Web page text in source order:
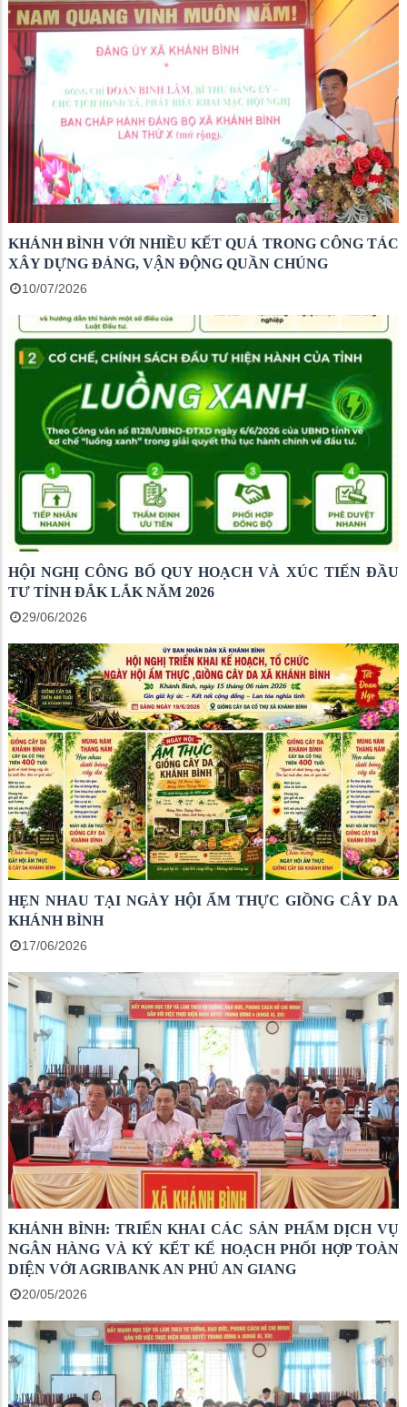
KHÁNH BÌNH VỚI NHIỀU KẾT QUẢ TRONG CÔNG TÁC
XÂY DỰNG ĐẢNG, VẬN ĐỘNG QUẦN CHÚNG
10/07/2026
HỘI NGHỊ CÔNG BỐ QUY HOẠCH VÀ XÚC TIẾN ĐẦU
TƯ TỈNH ĐẮK LẮK NĂM 2026
29/06/2026
HẸN NHAU TẠI NGÀY HỘI ẨM THỰC GIỒNG CÂY DA
KHÁNH BÌNH
17/06/2026
KHÁNH BÌNH: TRIỂN KHAI CÁC SẢN PHẨM DỊCH VỤ
NGÂN HÀNG VÀ KÝ KẾT KẾ HOẠCH PHỐI HỢP TOÀN
DIỆN VỚI AGRIBANK AN PHÚ AN GIANG
20/05/2026